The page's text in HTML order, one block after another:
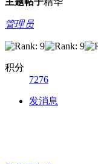
管理员
积分
7276
发消息